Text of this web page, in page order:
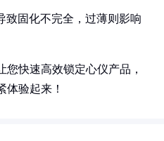
致固化不完全，过薄则影响
快速高效锁定心仪产品，
体验起来！